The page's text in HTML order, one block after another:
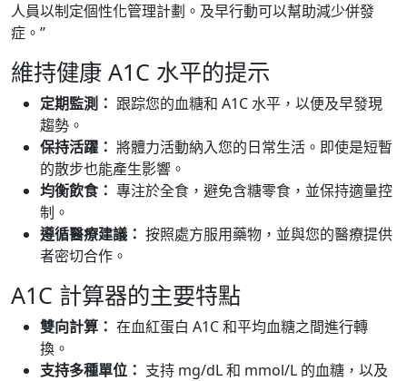
人員以制定個性化管理計劃。及早行動可以幫助減少併發
症。”
維持健康 A1C 水平的提示
定期監測： 跟踪您的血糖和 A1C 水平，以便及早發現
趨勢。
保持活躍： 將體力活動納入您的日常生活。即使是短暫
的散步也能產生影響。
均衡飲食： 專注於全食，避免含糖零食，並保持適量控
制。
遵循醫療建議： 按照處方服用藥物，並與您的醫療提供
者密切合作。
A1C 計算器的主要特點
雙向計算： 在血紅蛋白 A1C 和平均血糖之間進行轉
換。
支持多種單位： 支持 mg/dL 和 mmol/L 的血糖，以及